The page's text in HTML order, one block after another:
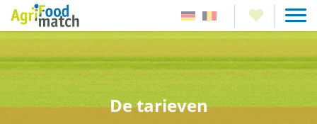
De tarieven